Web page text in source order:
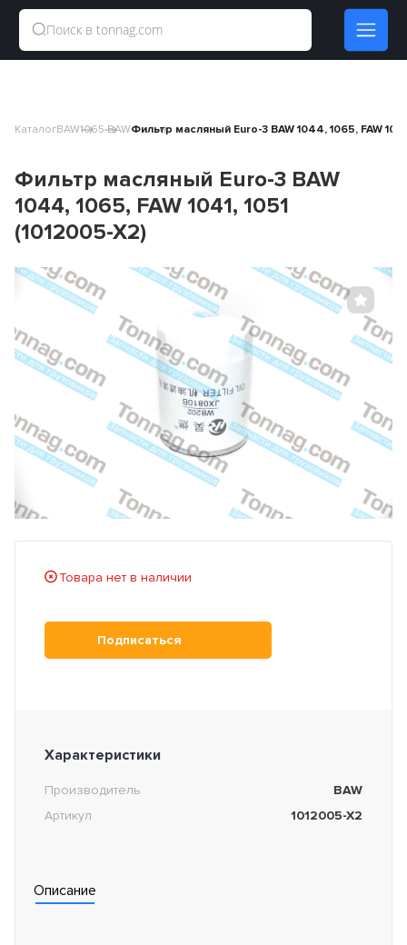
КаталогBAW1065 BAWФильтр масляный Euro-3 BAW 1044, 1065, FAW
Фильтр масляный Euro-3 BAW
1044, 1065, FAW 1041, 1051
(1012005-X2)
Товара нет в наличии
Подписаться
Характеристики
Производитель
BAW
Артикул
1012005-X2
Описание